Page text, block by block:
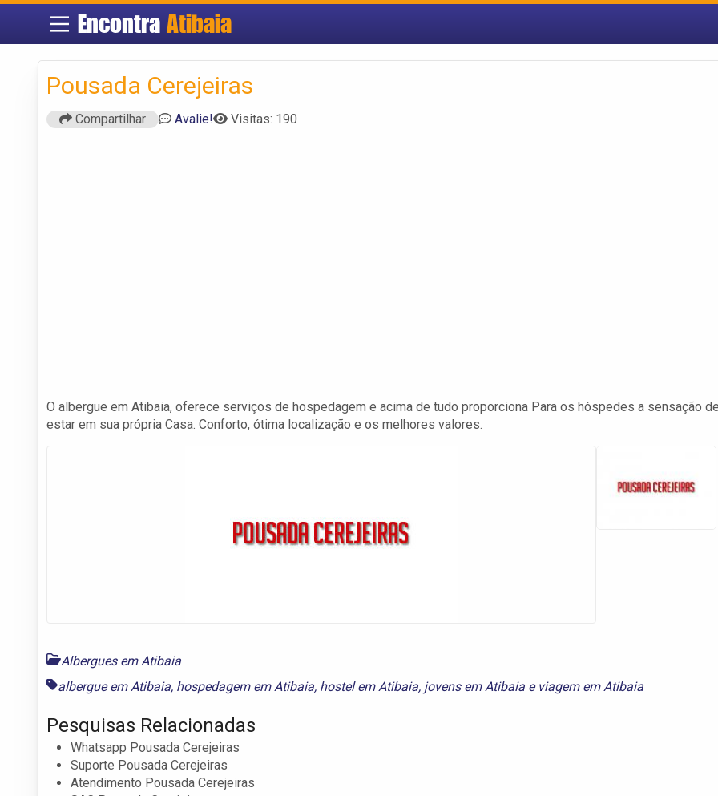
EncontraAtibaia
Pousada Cerejeiras
Compartilhar Avalie! Visitas: 190
O albergue em Atibaia, oferece serviços de hospedagem e acima de tudo proporciona Para os hóspedes a sensação
estar em sua própria Casa. Conforto, ótima localização e os melhores valores.
Albergues em Atibaia
albergue em Atibaia, hospedagem em Atibaia, hostel em Atibaia, jovens em Atibaia e viagem em Atibaia
Pesquisas Relacionadas
Whatsapp Pousada Cerejeiras
Suporte Pousada Cerejeiras
Atendimento Pousada Cerejeiras